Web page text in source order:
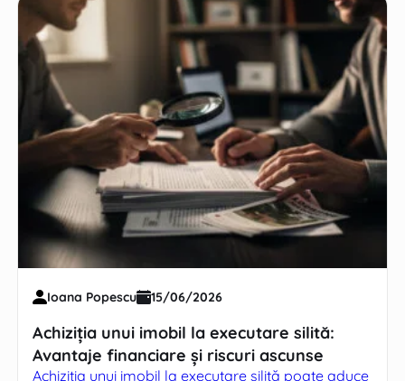
Ioana Popescu 15/06/2026
Achiziția unui imobil la executare silită:
Avantaje financiare și riscuri ascunse
Achiziția unui imobil la executare silită poate aduce